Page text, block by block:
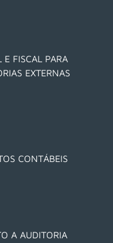
E FISCAL PARA
EXTERNAS
CONTÁBEIS
A AUDITORIA